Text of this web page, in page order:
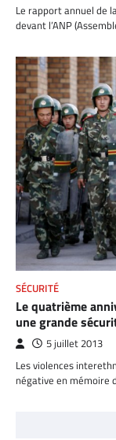
Le rapport annuel de
devant l’ANP
SÉCURITÉ
Le quatrième
une grande
5 juillet 2013
Les violences
négative en mémoire